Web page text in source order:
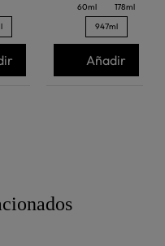
60ml
178ml
947ml
Añadir